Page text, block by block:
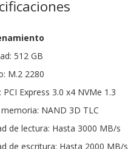
512 GB
M.2 2280
PCI Express 3.0 x4 NVMe 1.3
NAND 3D TLC
de lectura: Hasta 3000 MB/s
de escritura: Hasta 2000 MB/s